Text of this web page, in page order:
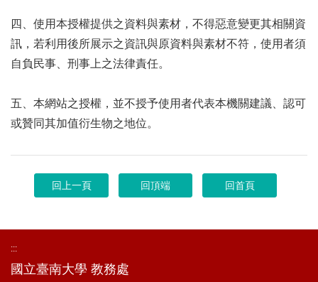
四、使用本授權提供之資料與素材，不得惡意變更其相關資
訊，若利用後所展示之資訊與原資料與素材不符，使用者須
自負民事、刑事上之法律責任。
五、本網站之授權，並不授予使用者代表本機關建議、認可
或贊同其加值衍生物之地位。
回上一頁 回頂端 回首頁
:::
國立臺南大學 教務處